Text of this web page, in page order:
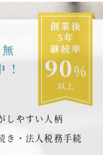
しやすい人柄
き・法人税務手続